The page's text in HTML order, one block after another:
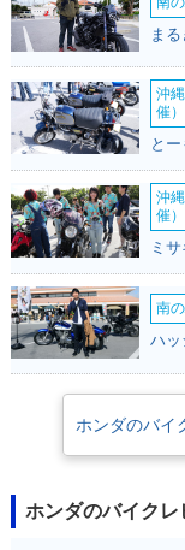
ま
沖
催）
と
沖
催）
南
ハッ
ホンダのバイ
ホンダのバイクレ